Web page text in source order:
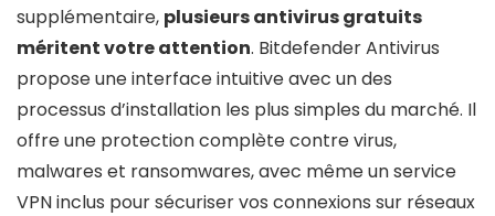
supplémentaire, plusieurs antivirus gratuits
méritent votre attention. Bitdefender Antivirus
propose une interface intuitive avec un des
processus d’installation les plus simples du marché. Il
offre une protection complète contre virus,
malwares et ransomwares, avec même un service
VPN inclus pour sécuriser vos connexions sur réseaux